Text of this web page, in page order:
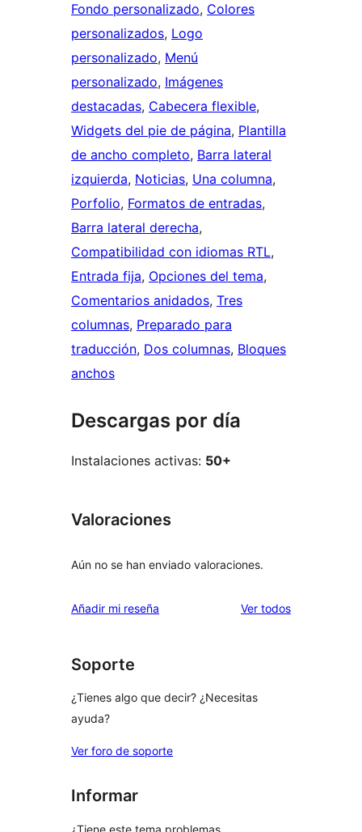
Fondo personalizado, Colores
personalizados, Logo
personalizado, Menú
personalizado, Imágenes
destacadas, Cabecera flexible
Widgets del pie de página, Plantilla
de ancho completo, Barra lateral
izquierda, Noticias, Una columna
Porfolio, Formatos de entradas
Barra lateral derecha
Compatibilidad con idiomas RTL
Entrada fija, Opciones del tema
Comentarios anidados, Tres
columnas, Preparado para
traducción, Dos columnas, Bloques
anchos
Descargas por día
Instalaciones activas: 50+
Valoraciones
Aún no se han enviado valoraciones.
Añadir mi reseña Ver todoslos
Soporte
¿Tienes algo que decir? ¿Necesitas
ayuda?
Ver foro de soporte
Informar
¿Tiene este tema problemas